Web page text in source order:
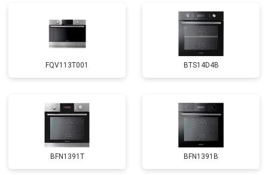
FQV113T001 BTS14D4B
BFN1391T BFN1391B